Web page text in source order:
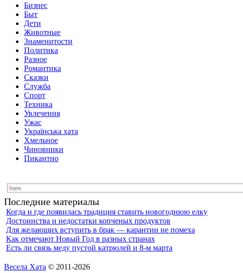
Бизнес
Быт
Дети
Животные
Знаменитости
Политика
Разное
Романтика
Сказки
Служба
Спорт
Техника
Увлечения
Ужас
Українська хата
Хмельное
Чиновники
Пикантно
Последние материалы
Когда и где появилась традиция ставить новогоднюю елку
Достоинства и недостатки копченых продуктов
Для желающих вступить в брак — карантин не помеха
Как отмечают Новый Год в разных странах
Есть ли связь меду пустой катрюлей и 8-м марта
Весела Хата © 2011-2026